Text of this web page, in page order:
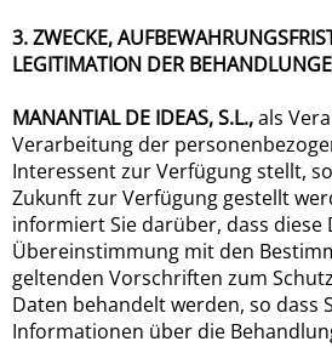
3. ZWECKE,
LEGITIMATION DER
MANANTIAL DE IDEAS, S.L.,als
Verarbeitung der
Interessent zur Verfügung stellt,
Zukunft zur Verfügung gestellt
informiert Sie darüber, dass diese
Übereinstimmung mit den
geltenden Vorschriften zum
Daten behandelt werden, so dass
Informationen über die